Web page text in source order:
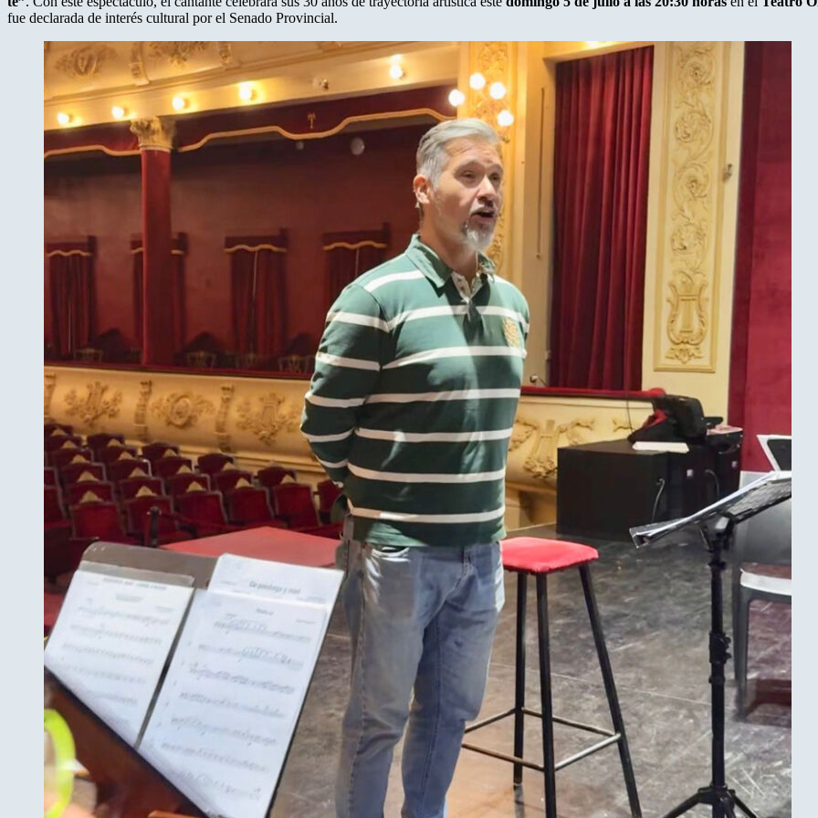
fue declarada de interés cultural por el Senado Provincial.